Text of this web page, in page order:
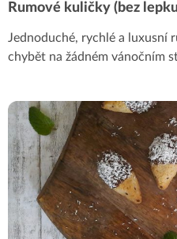
Rumové kuličky (bez
Jednoduché, rychlé a luxusní
chybět na žádném vánočním